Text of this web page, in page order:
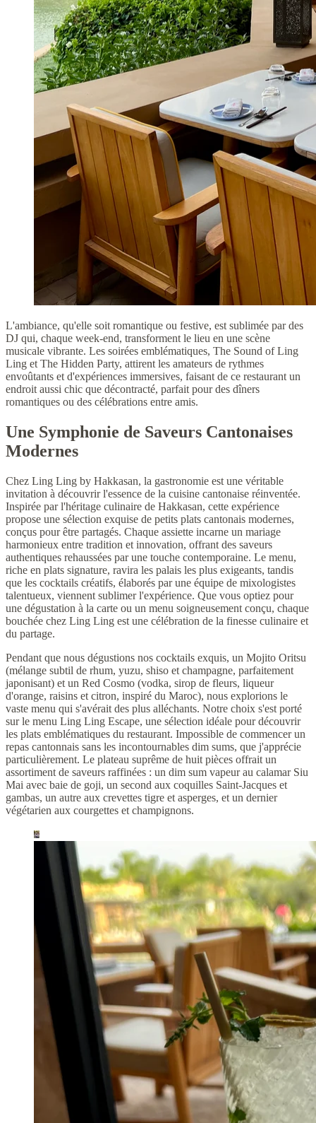
L'ambiance, qu'elle soit romantique ou festive, est sublimée par des
DJ qui, chaque week-end, transforment le lieu en une scène
musicale vibrante. Les soirées emblématiques, The Sound of Ling
Ling et The Hidden Party, attirent les amateurs de rythmes
envoûtants et d'expériences immersives, faisant de ce restaurant un
endroit aussi chic que décontracté, parfait pour des dîners
romantiques ou des célébrations entre amis.
Une Symphonie de Saveurs Cantonaises
Modernes
Chez Ling Ling by Hakkasan, la gastronomie est une véritable
invitation à découvrir l'essence de la cuisine cantonaise réinventée.
Inspirée par l'héritage culinaire de Hakkasan, cette expérience
propose une sélection exquise de petits plats cantonais modernes,
conçus pour être partagés. Chaque assiette incarne un mariage
harmonieux entre tradition et innovation, offrant des saveurs
authentiques rehaussées par une touche contemporaine. Le menu,
riche en plats signature, ravira les palais les plus exigeants, tandis
que les cocktails créatifs, élaborés par une équipe de mixologistes
talentueux, viennent sublimer l'expérience. Que vous optiez pour
une dégustation à la carte ou un menu soigneusement conçu, chaque
bouchée chez Ling Ling est une célébration de la finesse culinaire et
du partage.
Pendant que nous dégustions nos cocktails exquis, un Mojito Oritsu
(mélange subtil de rhum, yuzu, shiso et champagne, parfaitement
japonisant) et un Red Cosmo (vodka, sirop de fleurs, liqueur
d'orange, raisins et citron, inspiré du Maroc), nous explorions le
vaste menu qui s'avérait des plus alléchants. Notre choix s'est porté
sur le menu Ling Ling Escape, une sélection idéale pour découvrir
les plats emblématiques du restaurant. Impossible de commencer un
repas cantonnais sans les incontournables dim sums, que j'apprécie
particulièrement. Le plateau suprême de huit pièces offrait un
assortiment de saveurs raffinées : un dim sum vapeur au calamar Siu
Mai avec baie de goji, un second aux coquilles Saint-Jacques et
gambas, un autre aux crevettes tigre et asperges, et un dernier
végétarien aux courgettes et champignons.